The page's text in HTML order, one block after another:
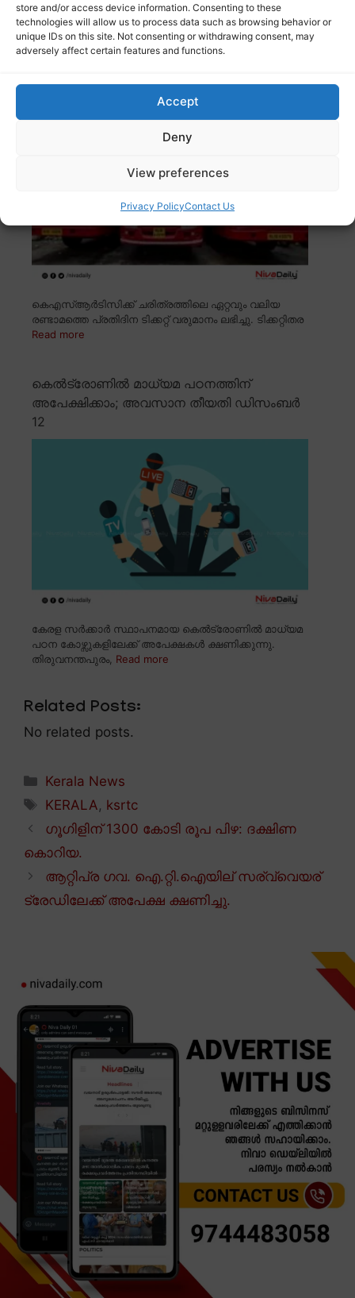
store and/or access device information. Consenting to these
technologies will allow us to process data such as browsing behavior or
unique IDs on this site. Not consenting or withdrawing consent, may
adversely affect certain features and functions.
Accept
Deny
View preferences
Privacy PolicyContact Us
ജാമ്യാപേക്ഷ പരിഗണിക്കാനിരിക്കെ, കേസ് അടച്ചിട്ട
കോടതി Read more
രണ്ടാമത്തെ വലിയ വരുമാനം
കെഎസ്ആർടിസിക്ക് ചരിത്രത്തിലെ ഏറ്റവും വലിയ
രണ്ടാമത്തെ പ്രതിദിന ടിക്കറ്റ് വരുമാനം ലഭിച്ചു. ടിക്കറ്റിതര
Read more
കെൽട്രോണിൽ മാധ്യമ പഠനത്തിന്
അപേക്ഷിക്കാം; അവസാന തീയതി ഡിസംബർ
12
കേരള സർക്കാർ സ്ഥാപനമായ കെൽട്രോണിൽ മാധ്യമ
പഠന കോഴ്സുകളിലേക്ക് അപേക്ഷകൾ ക്ഷണിക്കുന്നു.
തിരുവനന്തപുരം, Read more
Related Posts:
No related posts.
Categories
Kerala News
Tags
KERALA, ksrtc
ഗൂഗിളിന് 1300 കോടി രൂപ പിഴ: ദക്ഷിണ
കൊറിയ.
ആറ്റിപ്ര ഗവ. ഐ.റ്റി.ഐയില് സര്വ്വെയര്
ട്രേഡിലേക്ക് അപേക്ഷ ക്ഷണിച്ചു.